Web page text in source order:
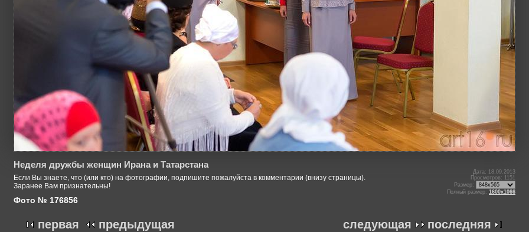
Неделя дружбы женщин Ирана и Татарстана
Если Вы знаете, что (или кто) на фотографии, подпишите пожалуйста в комментарии (внизу страницы).
Заранее Вам признательны!
Фото № 176856
Дата: 18.09.2013
Просмотров: 1151
Размер:
Полный размер: 1600x1066
следующая последняя
первая предыдущая